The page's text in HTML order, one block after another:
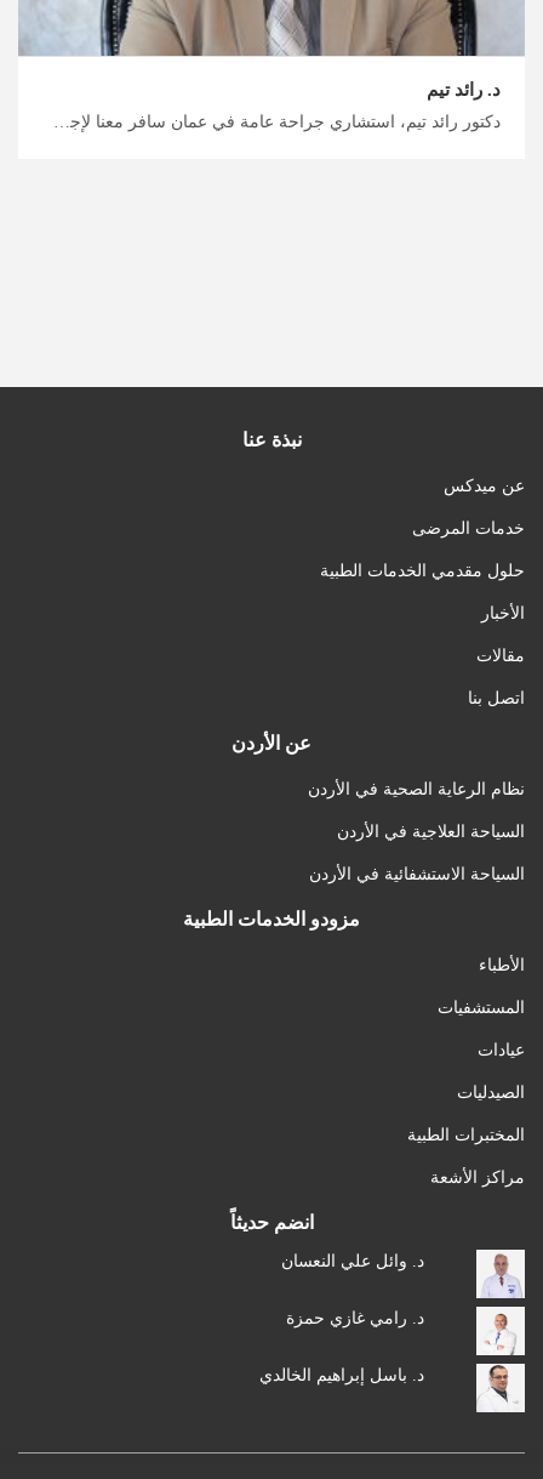
د. رائد تيم
دكتور رائد تيم، استشاري جراحة عامة في عمان سافر معنا لإجراء عملية جراحية في الأردن، احصل على رعاية طبية وخدمات عالية الجودة من أطبائنا الأردنيين، ابحث عن أفضل طبيب جراحة عامة في الأردن مع ميدكس
نبذة عنا
عن ميدكس
خدمات المرضى
حلول مقدمي الخدمات الطبية
الأخبار
مقالات
اتصل بنا
عن الأردن
نظام الرعاية الصحية في الأردن
السياحة العلاجية في الأردن
السياحة الاستشفائية في الأردن
مزودو الخدمات الطبية
الأطباء
المستشفيات
عيادات
الصيدليات
المختبرات الطبية
مراكز الأشعة
انضم حديثاً
د. وائل علي النعسان
د. رامي غازي حمزة
د. باسل إبراهيم الخالدي